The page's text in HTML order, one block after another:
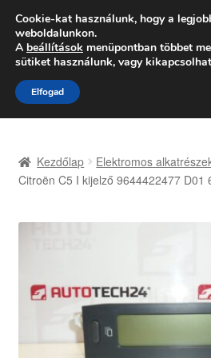
SZÁLLÍTÁS
Hétfő-Péntek
Ugrás
a
navigációhoz
Kilépés
a
tartalomba
Adatvédelmi irányelvek
Kifizetések
Panasz
Kezdőlap Elektromos
Citroën C5 I kijelző 9644422477 D01
Cookie-kat használunk, hogy a
weboldalunkon.
A beállítások menüpontban többet
sütiket használunk, vagy
Elfogad